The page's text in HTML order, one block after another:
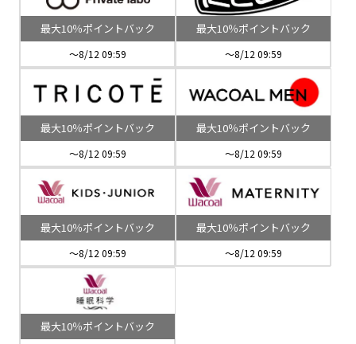
最大10％ポイントバック
～8/12 09:59
最大10％ポイントバック
～8/12 09:59
最大10％ポイントバック
～8/12 09:59
最大10％ポイントバック
～8/12 09:59
最大10％ポイントバック
～8/12 09:59
最大10％ポイントバック
～8/12 09:59
最大10％ポイントバック